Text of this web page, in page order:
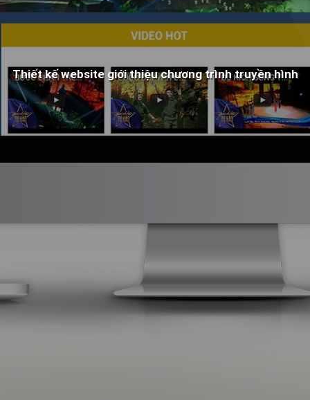
Thiết kế website giới thiệu chương trình truyền hình